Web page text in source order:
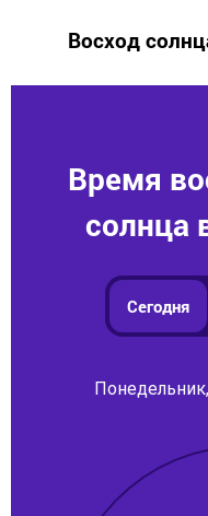
Восход
Время
солнца
Сегодня